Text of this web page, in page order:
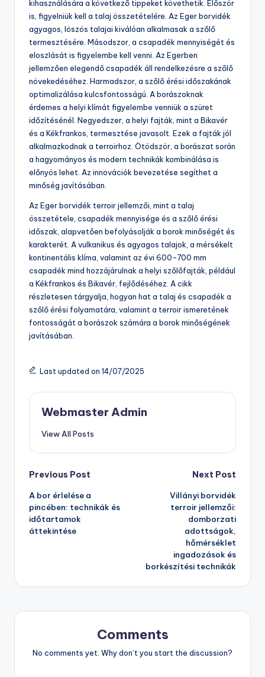
kihasználására a következő tippeket követhetik. Először
is, figyelniük kell a talaj összetételére. Az Eger borvidék
agyagos, löszös talajai kiválóan alkalmasak a szőlő
termesztésére. Másodszor, a csapadék mennyiségét és
eloszlását is figyelembe kell venni. Az Egerben
jellemzően elegendő csapadék áll rendelkezésre a szőlő
növekedéséhez. Harmadszor, a szőlő érési időszakának
optimalizálása kulcsfontosságú. A borászoknak
érdemes a helyi klímát figyelembe venniük a szüret
időzítésénél. Negyedszer, a helyi fajták, mint a Bikavér
és a Kékfrankos, termesztése javasolt. Ezek a fajták jól
alkalmazkodnak a terroirhoz. Ötödször, a borászat során
a hagyományos és modern technikák kombinálása is
előnyös lehet. Az innovációk bevezetése segíthet a
minőség javításában.
Az Eger borvidék terroir jellemzői, mint a talaj
összetétele, csapadék mennyisége és a szőlő érési
időszak, alapvetően befolyásolják a borok minőségét és
karakterét. A vulkanikus és agyagos talajok, a mérsékelt
kontinentális klíma, valamint az évi 600-700 mm
csapadék mind hozzájárulnak a helyi szőlőfajták, például
a Kékfrankos és Bikavér, fejlődéséhez. A cikk
részletesen tárgyalja, hogyan hat a talaj és csapadék a
szőlő érési folyamatára, valamint a terroir ismeretének
fontosságát a borászok számára a borok minőségének
javításában.
Last updated on 14/07/2025
Webmaster Admin
View All Posts
Post
navigation
Previous Post
A bor érlelése a
pincében: technikák és
időtartamok
áttekintése
Next Post
Villányi borvidék
terroir jellemzői:
domborzati
adottságok,
hőmérséklet
ingadozások és
borkészítési technikák
Comments
No comments yet. Why don’t you start the discussion?